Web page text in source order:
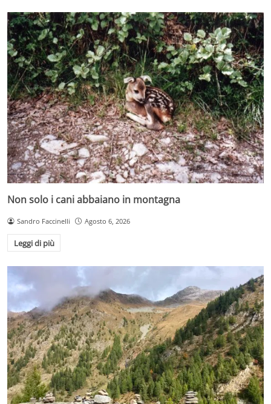
Non solo i cani abbaiano in montagna
Sandro Faccinelli Agosto 6, 2026
Leggi di più